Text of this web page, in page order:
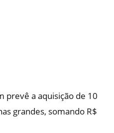
prevê a aquisição de 10
grandes, somando R$